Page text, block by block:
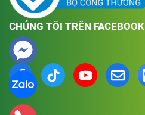
CHÚNG TÔI TRÊN FACEBOOK